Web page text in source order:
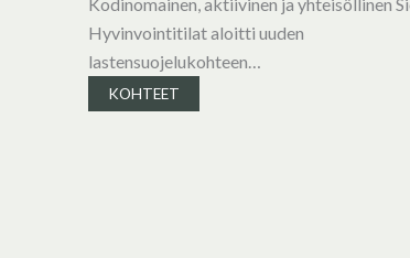
Hyvinvointitilat aloitti uuden
lastensuojelukohteen…
KOHTEET